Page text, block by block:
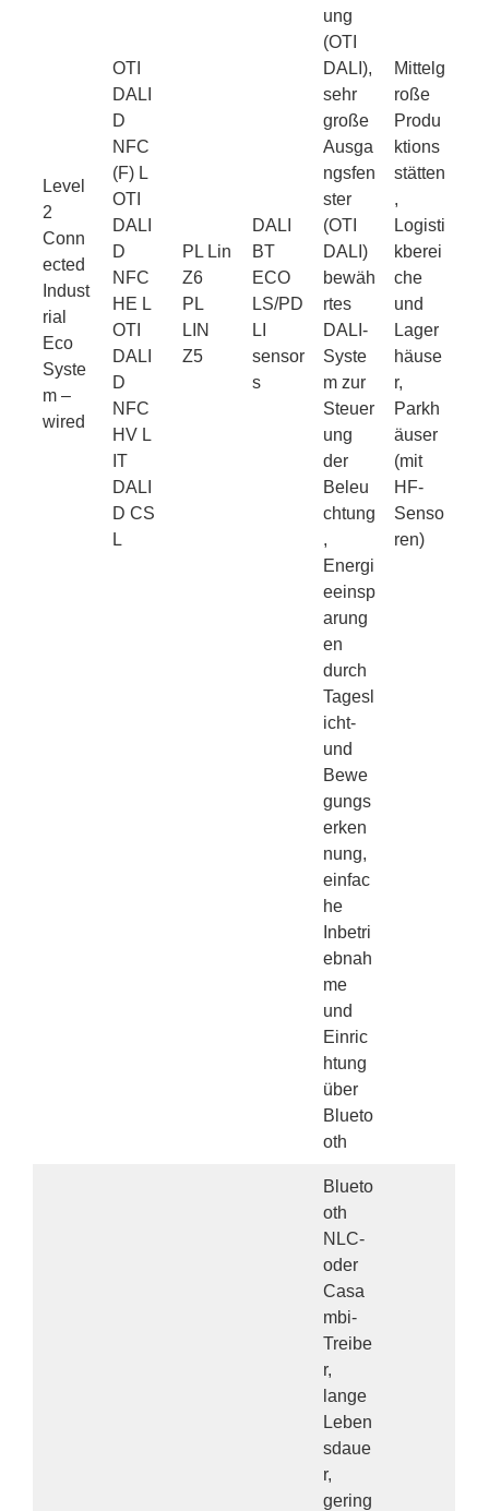
Level
2
Conn
ected
Indust
rial
Eco
Syste
m –
wired
OTI
DALI
D
NFC
(F) L
OTI
DALI
D
NFC
HE L
OTI
DALI
D
NFC
HV L
IT
DALI
D CS
L
PL Lin
Z6
PL
LIN
Z5
DALI
BT
ECO
LS/PD
LI
sensor
s
ung
(OTI
DALI),
sehr
große
Ausga
ngsfen
ster
(OTI
DALI)
bewäh
rtes
DALI-
Syste
m zur
Steuer
ung
der
Beleu
chtung
,
Energi
eeinsp
arung
en
durch
Tagesl
icht-
und
Bewe
gungs
erken
nung,
einfac
he
Inbetri
ebnah
me
und
Einric
htung
über
Blueto
oth
Mittelg
roße
Produ
ktions
stätten
,
Logisti
kberei
che
und
Lager
häuse
r,
Parkh
äuser
(mit
HF-
Senso
ren)
Blueto
oth
NLC-
oder
Casa
mbi-
Treibe
r,
lange
Leben
sdaue
r,
gering